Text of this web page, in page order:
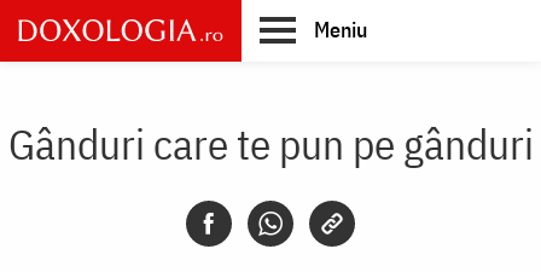
Skip
to
main
Meniu
Gânduri care te pun pe gânduri